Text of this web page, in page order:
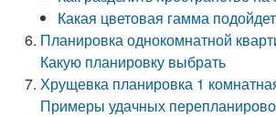
Какая цветовая гамма
Планировка однокомнатной
Какую планировку выбрать
Хрущевка планировка 1
Примеры удачных